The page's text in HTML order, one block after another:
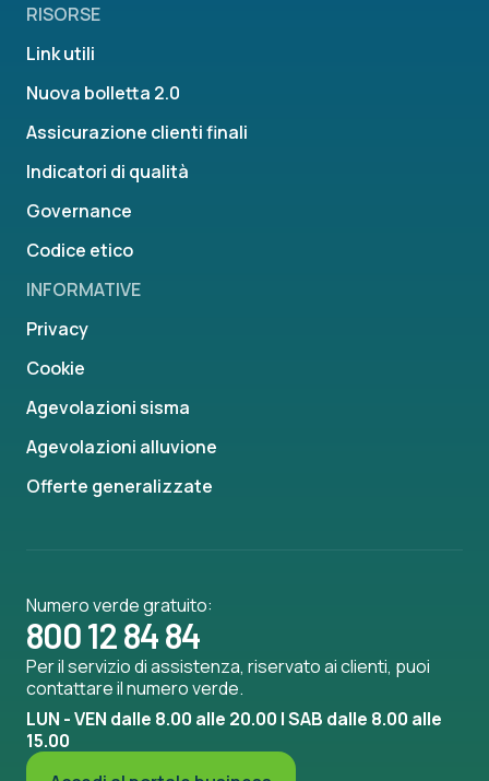
RISORSE
Link utili
Nuova bolletta 2.0
Assicurazione clienti finali
Indicatori di qualità
Governance
Codice etico
INFORMATIVE
Privacy
Cookie
Agevolazioni sisma
Agevolazioni alluvione
Offerte generalizzate
Numero verde gratuito:
800 12 84 84
Per il servizio di assistenza, riservato ai clienti, puoi
contattare il numero verde.
LUN - VEN dalle 8.00 alle 20.00 | SAB dalle 8.00 alle
15.00